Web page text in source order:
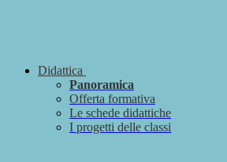
Didattica
Panoramica
Offerta formativa
Le schede didattiche
I progetti delle classi